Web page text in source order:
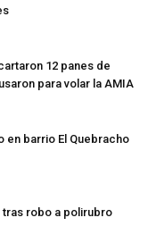
12 panes de
para volar la AMIA
en barrio El Quebracho
robo a polirubro